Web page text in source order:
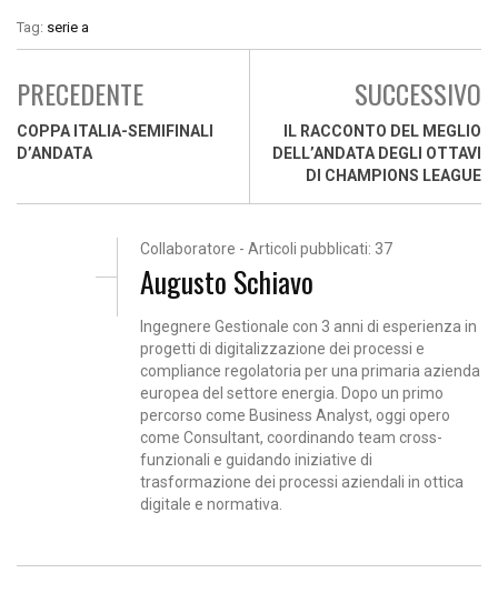
Tag: serie a
PRECEDENTE
COPPA ITALIA-SEMIFINALI
D’ANDATA
SUCCESSIVO
IL RACCONTO DEL MEGLIO
DELL’ANDATA DEGLI OTTAVI
DI CHAMPIONS LEAGUE
Collaboratore - Articoli pubblicati: 37
Augusto Schiavo
Ingegnere Gestionale con 3 anni di esperienza in
progetti di digitalizzazione dei processi e
compliance regolatoria per una primaria azienda
europea del settore energia. Dopo un primo
percorso come Business Analyst, oggi opero
come Consultant, coordinando team cross-
funzionali e guidando iniziative di
trasformazione dei processi aziendali in ottica
digitale e normativa.